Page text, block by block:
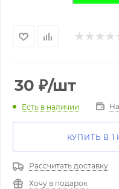
30 ₽/шт
Есть в наличии
КУПИТЬ В 1
Рассчитать доставку
Хочу в подарок